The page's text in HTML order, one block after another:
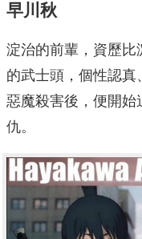
早川秋
淀治的前輩，資歷比
的武士頭，個性認真
惡魔殺害後，便開始
仇。